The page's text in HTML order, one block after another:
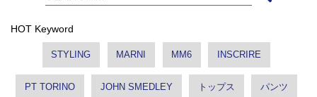
HOT Keyword
STYLING MARNI MM6 INSCRIRE
PT TORINO JOHN SMEDLEY トップス パンツ